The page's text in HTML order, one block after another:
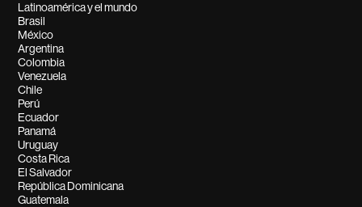
Latinoamérica y el mundo
Brasil
México
Argentina
Colombia
Venezuela
Chile
Perú
Ecuador
Panamá
Uruguay
Costa Rica
El Salvador
República Dominicana
Guatemala